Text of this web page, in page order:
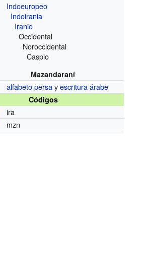
Indoeuropeo
Indoirania
Iranio
Occidental
Noroccidental
Caspio
Mazandaraní
alfabeto persayescritura árabe
Códigos
ira
mzn